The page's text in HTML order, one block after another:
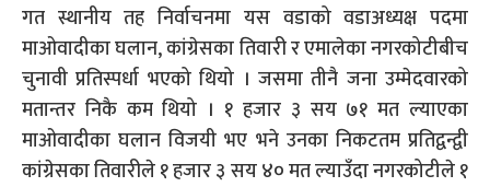
गत स्थानीय तह निर्वाचनमा यस वडाको वडाअध्यक्ष पदमा
माओवादीका घलान, कांग्रेसका तिवारी र एमालेका नगरकोटीबीच
चुनावी प्रतिस्पर्धा भएको थियो । जसमा तीनै जना उम्मेदवारको
मतान्तर निकै कम थियो । १ हजार ३ सय ७१ मत ल्याएका
माओवादीका घलान विजयी भए भने उनका निकटतम प्रतिद्वन्द्वी
कांग्रेसका तिवारीले १ हजार ३ सय ४० मत ल्याउँदा नगरकोटीले १